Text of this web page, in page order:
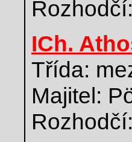
ICh.
Třída:
Majitel: